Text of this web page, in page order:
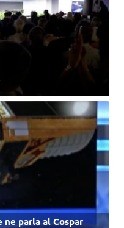
parla al Cospar